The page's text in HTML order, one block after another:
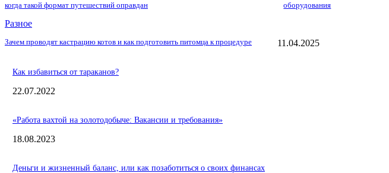
когда такой формат путешествий оправдан
оборудования
Разное
Зачем проводят кастрацию котов и как подготовить питомца к процедуре 11.04.2025
Как избавиться от тараканов?
22.07.2022
«Работа вахтой на золотодобыче: Вакансии и требования»
18.08.2023
Деньги и жизненный баланс, или как позаботиться о своих финансах